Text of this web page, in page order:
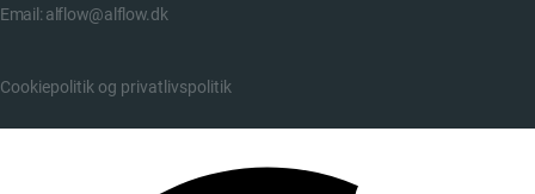
Email: alflow@alflow.dk
Cookiepolitik og privatlivspolitik